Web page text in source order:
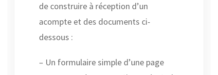
de construire à réception d’un
acompte et des documents ci-
dessous :
– Un formulaire simple d’une page